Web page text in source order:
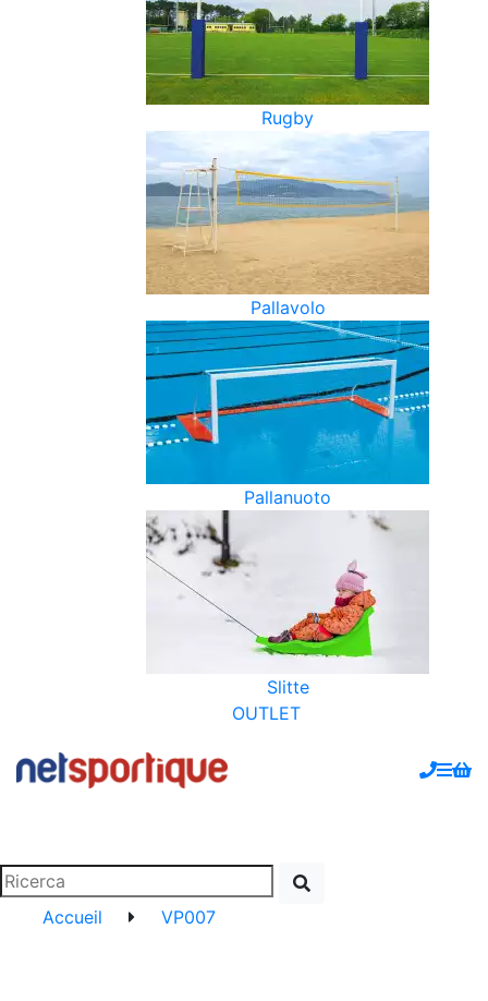
Rugby
Pallavolo
Pallanuoto
Slitte
OUTLET
Accueil VP007